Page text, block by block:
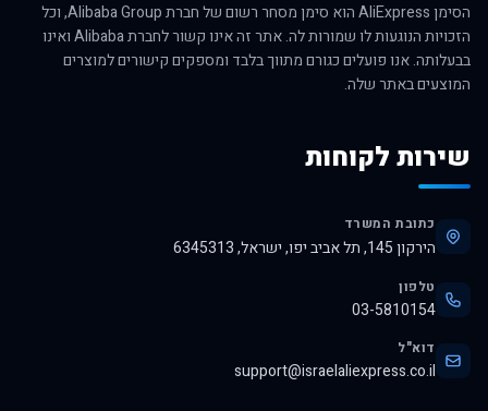
הסימן AliExpress הוא סימן מסחר רשום של חברת Alibaba Group, וכל
הזכויות הנוגעות לו שמורות לה. אתר זה אינו קשור לחברת Alibaba ואינו
בבעלותה. אנו פועלים כגורם מתווך בלבד ומספקים קישורים למוצרים
המוצעים באתר שלה.
שירות לקוחות
כתובת המשרד
הירקון 145, תל אביב יפו, ישראל, 6345313
טלפון
03-5810154
דוא"ל
support@israelaliexpress.co.il